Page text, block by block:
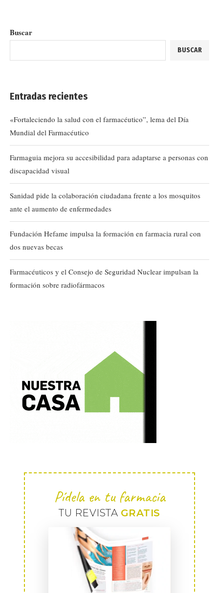
Buscar
BUSCAR
Entradas recientes
«Fortaleciendo la salud con el farmacéutico”, lema del Día
Mundial del Farmacéutico
Farmaguia mejora su accesibilidad para adaptarse a personas con
discapacidad visual
Sanidad pide la colaboración ciudadana frente a los mosquitos
ante el aumento de enfermedades
Fundación Hefame impulsa la formación en farmacia rural con
dos nuevas becas
Farmacéuticos y el Consejo de Seguridad Nuclear impulsan la
formación sobre radiofármacos
Pídela en tu farmacia
TU REVISTA GRATIS